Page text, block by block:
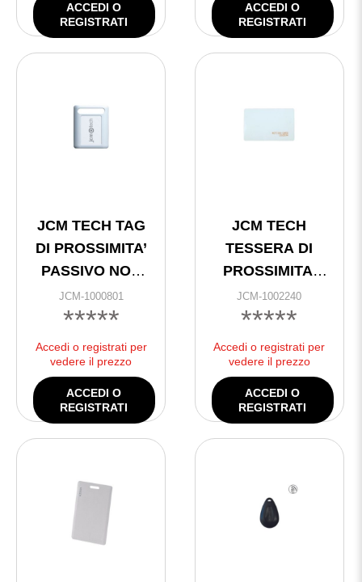
ISO2
ACCEDI O
REGISTRATI
ACCEDI O
REGISTRATI
JCM TECH TAG
DI PROSSIMITA’
PASSIVO NON
RIPROGR.
JCM-1000801
*****
Accedi o registrati per
vedere il prezzo
ACCEDI O
REGISTRATI
JCM TECH
TESSERA DI
PROSSIMITA’
PASSSIVA IN
FORM
JCM-1002240
*****
Accedi o registrati per
vedere il prezzo
ACCEDI O
REGISTRATI